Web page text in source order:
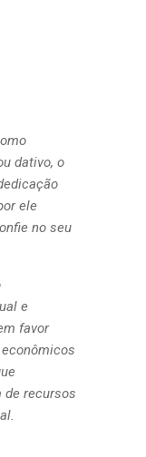
dativo, o
ele
no seu
e
favor
de recursos